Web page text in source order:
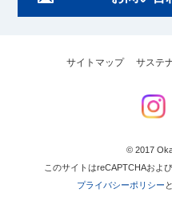
サイトマップ サステ
© 2017
このサイトはreCAPTCHAおよ
プライバシーポリシー と